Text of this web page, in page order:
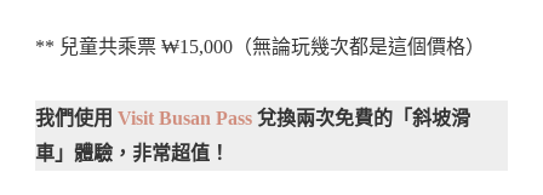
** 兒童共乘票 ₩15,000（無論玩幾次都是這個價格）
我們使用 Visit Busan Pass 兌換兩次免費的「斜坡滑
車」體驗，非常超值！